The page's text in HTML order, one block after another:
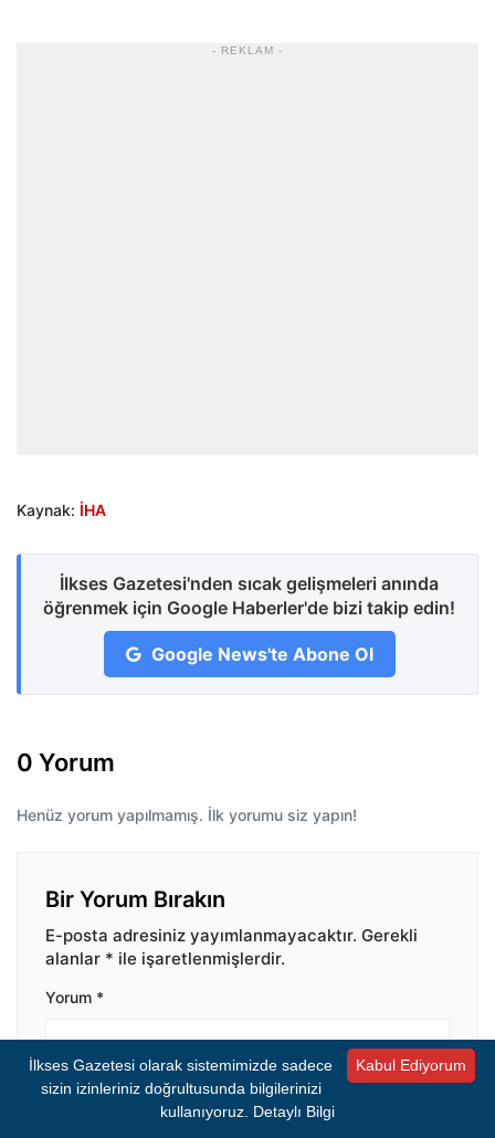
- REKLAM -
Kaynak: İHA
İlkses Gazetesi'nden sıcak gelişmeleri anında
öğrenmek için Google Haberler'de bizi takip edin!
Google News'te Abone Ol
0 Yorum
Henüz yorum yapılmamış. İlk yorumu siz yapın!
Bir Yorum Bırakın
E-posta adresiniz yayımlanmayacaktır. Gerekli
alanlar * ile işaretlenmişlerdir.
Yorum *
Kabul Ediyorum
İlkses Gazetesi olarak sistemimizde sadece
sizin izinleriniz doğrultusunda bilgilerinizi
kullanıyoruz. Detaylı Bilgi